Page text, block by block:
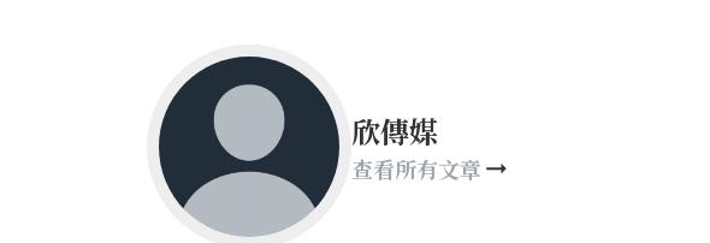
欣傳媒
查看所有文章